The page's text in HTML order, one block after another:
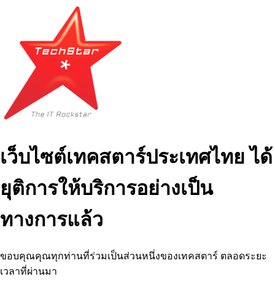
เว็บไซต์เทคสตาร์ประเทศไทย ได้
ยุติการให้บริการอย่างเป็น
ทางการแล้ว
ขอบคุณคุณทุกท่านที่ร่วมเป็นส่วนหนึ่งของเทคสตาร์ ตลอดระยะ
เวลาที่ผ่านมา